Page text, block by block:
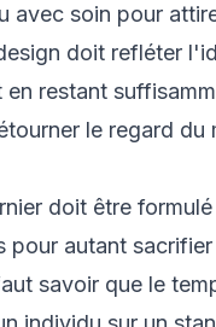
avec soin pour
doit refléter
en restant
le regard du
doit être
pour autant sacrifier
savoir que le